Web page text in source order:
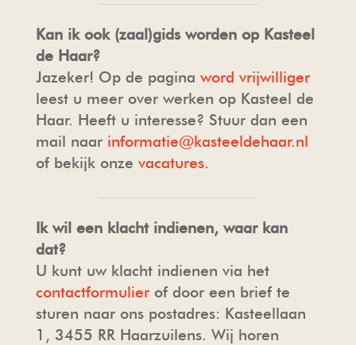
Kan ik ook (zaal)gids worden op Kasteel
de Haar?
Jazeker! Op de pagina word vrijwilliger
leest u meer over werken op Kasteel de
Haar. Heeft u interesse? Stuur dan een
mail naar informatie@kasteeldehaar.nl
of bekijk onze vacatures.
Ik wil een klacht indienen, waar kan
dat?
U kunt uw klacht indienen via het
contactformulierof door een brief te
sturen naar ons postadres: Kasteellaan
1, 3455 RR Haarzuilens. Wij horen